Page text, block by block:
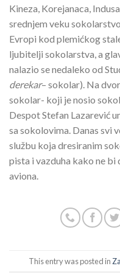
Kineza, Korejanaca,
srednjem veku
Evropi kod plemićkog
ljubitelji sokolarstva, a
nalazio se nedaleko od
derekar– sokolar). Na
sokolar- koji je nosio
Despot Stefan Lazarević
sa sokolovima. Danas svi
službu koja dresiranim
pista i vazduha kako ne
aviona.
This entry was posted in